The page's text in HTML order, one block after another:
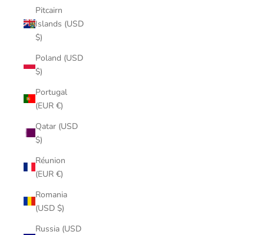
Pitcairn
Islands (USD
$)
Poland (USD
$)
Portugal
(EUR €)
Qatar (USD
$)
Réunion
(EUR €)
Romania
(USD $)
Russia (USD